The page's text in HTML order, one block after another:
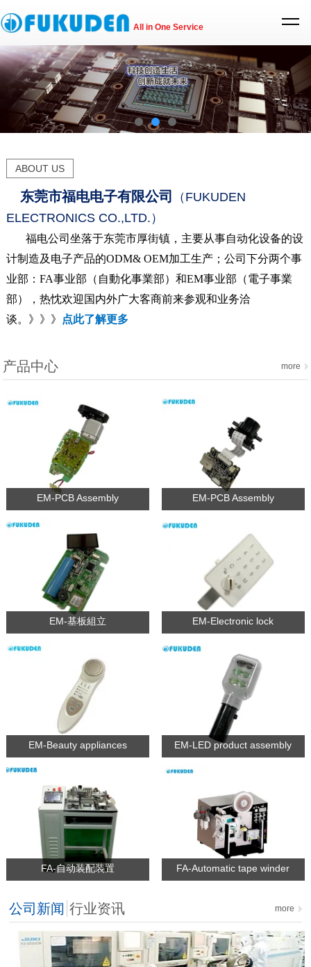
All in One Service
1 2 3
ABOUT US
东莞市福电电子有限公司
（FUKUDEN
ELECTRONICS CO.,LTD.）
福电公司坐落于东莞市厚街镇，主要从事自动化设备的设
计制造及电子产品的ODM& OEM加工生产；公司下分两个事
业部：FA事业部（自動化事業部）和EM事业部（電子事業
部），热忱欢迎国内外广大客商前来参观和业务洽
谈。 》》》 点此了解更多
产品中心 more
EM-PCB Assembly EM-PCB Assembly
EM-基板組立 EM-Electronic lock
EM-Beauty appliances EM-LED product assembly
FA-自动装配装置 FA-Automatic tape winder
公司新闻 行业资讯 more